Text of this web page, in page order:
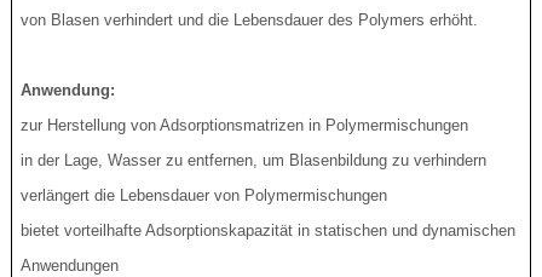
von Blasen verhindert und die Lebensdauer des Polymers erhöht.
Anwendung:
zur Herstellung von Adsorptionsmatrizen in Polymermischungen
in der Lage, Wasser zu entfernen, um Blasenbildung zu verhindern
verlängert die Lebensdauer von Polymermischungen
bietet vorteilhafte Adsorptionskapazität in statischen und dynamischen
Anwendungen